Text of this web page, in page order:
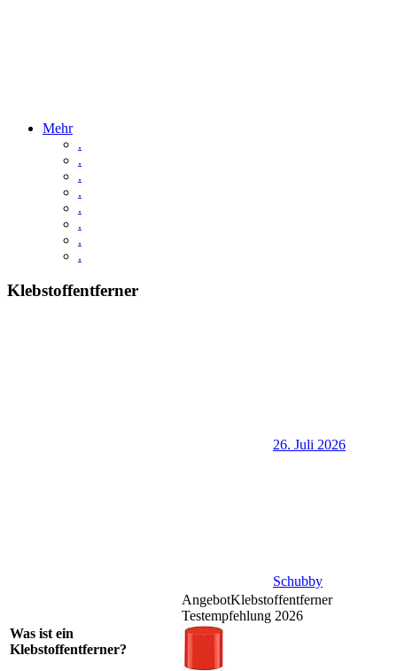
Mehr
.
.
.
.
.
.
.
.
Klebstoffentferner
26. Juli 2026
Schubby
Was ist ein
Klebstoffentferner?
AngebotKlebstoffentferner
Testempfehlung 2026